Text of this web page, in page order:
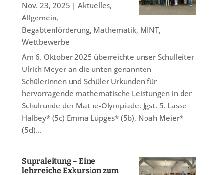
Nov. 23, 2025 | Aktuelles,
Allgemein,
Begabtenförderung, Mathematik, MINT,
Wettbewerbe
Am 6. Oktober 2025 überreichte unser Schulleiter
Ulrich Meyer an die unten genannten
Schülerinnen und Schüler Urkunden für
hervorragende mathematische Leistungen in der
Schulrunde der Mathe-Olympiade: Jgst. 5: Lasse
Halbey* (5c) Emma Lüpges* (5b), Noah Meier*
(5d)...
Supraleitung – Eine
lehrreiche Exkursion zum